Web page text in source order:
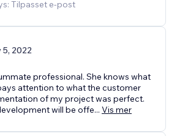
Tilpasset e-post
5, 2022
professional. She knows what
attention to what the customer
of my project was perfect.
will be offe... Vis mer